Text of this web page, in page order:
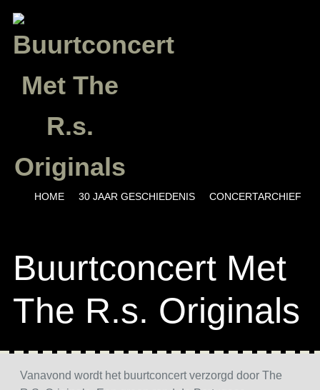
SKIP TO CONTENT
HOME 30 JAAR GESCHIEDENIS CONCERTARCHIEF
Buurtconcert Met
The R.s. Originals
Vanavond wordt het buurtconcert verzorgd door The